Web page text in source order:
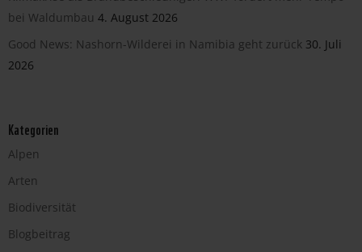
bei Waldumbau 4. August 2026
Good News: Nashorn-Wilderei in Namibia geht zurück 30. Juli
2026
Kategorien
Alpen
Arten
Biodiversität
Blogbeitrag